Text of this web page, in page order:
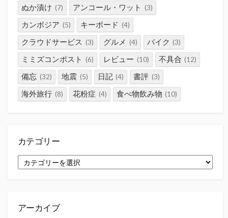
ぬか漬け (7) アンコール・ワット (3)
カンボジア (5) キーボード (4)
クラウドサービス (3) グルメ (4) バイク (3)
ミミズコンポスト (6) レビュー (10) 不具合 (12)
備忘 (32) 地震 (5) 日記 (4) 書評 (3)
海外旅行 (8) 花粉症 (4) 食べ物飲み物 (10)
カテゴリー
テ
アーカイブ